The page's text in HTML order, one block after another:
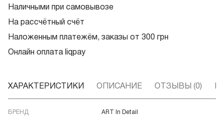
Наличными при самовывозе
На рассчётный счёт
Наложенным платежём, заказы от 300 грн
Онлайн оплата liqpay
ХАРАКТЕРИСТИКИ ОПИСАНИЕ ОТЗЫВЫ (0)
БРЕНД ART In Detail